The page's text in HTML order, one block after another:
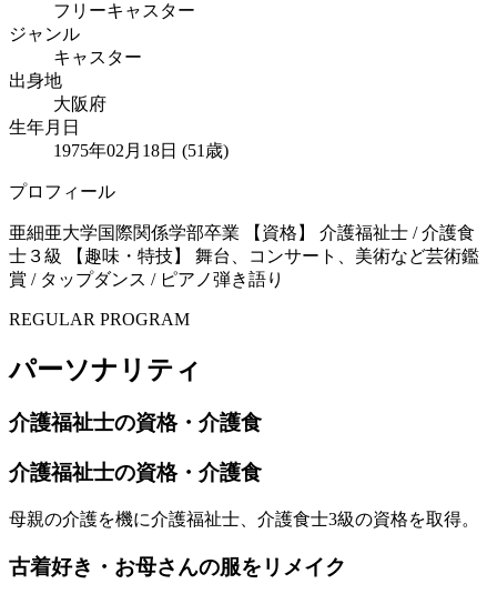
フリーキャスター
ジャンル
キャスター
出身地
大阪府
生年月日
1975年02月18日 (51歳)
プロフィール
亜細亜大学国際関係学部卒業 【資格】 介護福祉士 / 介護食
士３級 【趣味・特技】 舞台、コンサート、美術など芸術鑑
賞 / タップダンス / ピアノ弾き語り
REGULAR PROGRAM
パーソナリティ
介護福祉士の資格・介護食
介護福祉士の資格・介護食
母親の介護を機に介護福祉士、介護食士3級の資格を取得。
古着好き・お母さんの服をリメイク